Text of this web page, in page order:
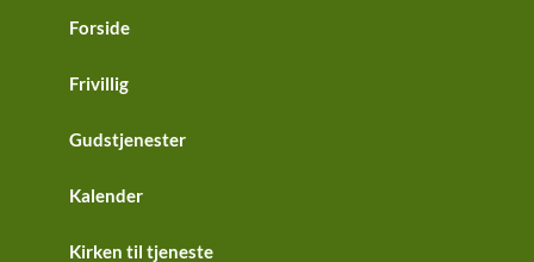
Forside
Frivillig
Gudstjenester
Kalender
Kirken til tjeneste